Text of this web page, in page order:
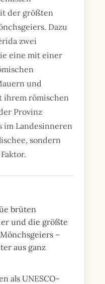
der größten
Dazu
zwei
eine mit einer
und
ihrem römischen
Provinz
im Landesinneren
sondern
brüten
und die größte
–
aus ganz
als UNESCO-